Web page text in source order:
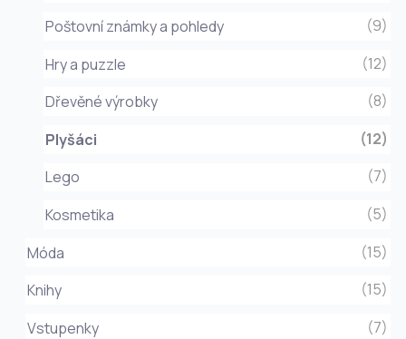
Poštovní známky a pohledy
(9)
Hry a puzzle
(12)
Dřevěné výrobky
(8)
Plyšáci
(12)
Lego
(7)
Kosmetika
(5)
Móda
(15)
Knihy
(15)
Vstupenky
(7)